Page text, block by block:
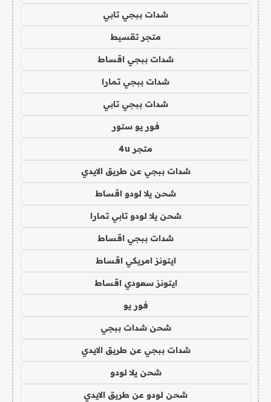
شدات ببجي تابي
متجر تقسيط
شدات ببجي اقساط
شدات ببجي تمارا
شدات ببجي تابي
فور يو ستور
متجر 4u
شدات ببجي عن طريق الايدي
شحن يلا لودو اقساط
شحن يلا لودو تابي تمارا
شدات ببجي اقساط
ايتونز امريكي اقساط
ايتونز سعودي اقساط
فور يو
شحن شدات ببجي
شدات ببجي عن طريق الايدي
شحن يلا لودو
شحن لودو عن طريق الايدي